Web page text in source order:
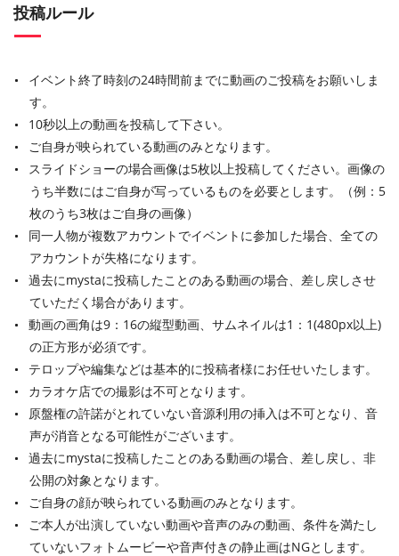
投稿ルール
イベント終了時刻の24時間前までに動画のご投稿をお願いしま
す。
10秒以上の動画を投稿して下さい。
ご自身が映られている動画のみとなります。
スライドショーの場合画像は5枚以上投稿してください。画像の
うち半数にはご自身が写っているものを必要とします。（例：5
枚のうち3枚はご自身の画像）
同一人物が複数アカウントでイベントに参加した場合、全ての
アカウントが失格になります。
過去にmystaに投稿したことのある動画の場合、差し戻しさせ
ていただく場合があります。
動画の画角は9：16の縦型動画、サムネイルは1：1(480px以上)
の正方形が必須です。
テロップや編集などは基本的に投稿者様にお任せいたします。
カラオケ店での撮影は不可となります。
原盤権の許諾がとれていない音源利用の挿入は不可となり、音
声が消音となる可能性がございます。
過去にmystaに投稿したことのある動画の場合、差し戻し、非
公開の対象となります。
ご自身の顔が映られている動画のみとなります。
ご本人が出演していない動画や音声のみの動画、条件を満たし
ていないフォトムービーや音声付きの静止画はNGとします。